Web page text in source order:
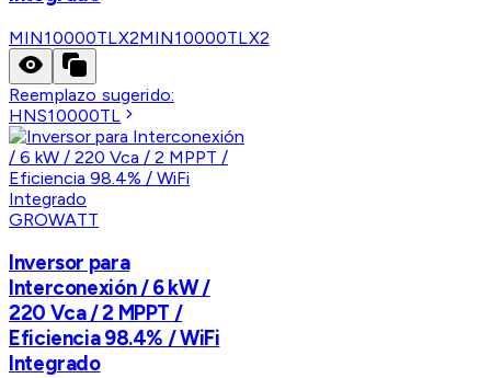
MIN10000TLX2MIN10000TLX2
Reemplazo sugerido:
HNS10000TL
GROWATT
Inversor para
Interconexión / 6 kW /
220 Vca / 2 MPPT /
Eficiencia 98.4% / WiFi
Integrado